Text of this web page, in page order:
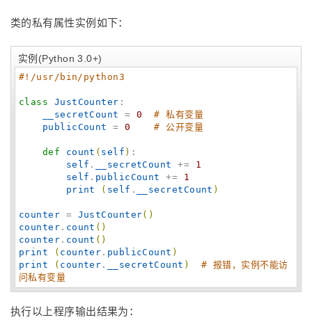
类的私有属性实例如下：
实例(Python 3.0+)
#!/usr/bin/python3
class JustCounter :
__secretCount
= 0
# 私有变量
publicCount
= 0 # 公开变量
def count ( self ) :
self . __secretCount += 1
self . publicCount += 1
print
( self . __secretCount )
counter = JustCounter( )
counter . count ( )
counter . count ( )
print
( counter . publicCount )
print
( counter . __secretCount )
# 报错，实例不能访
问私有变量
执行以上程序输出结果为：